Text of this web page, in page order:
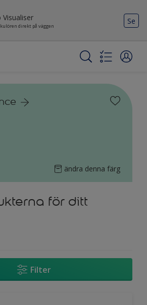
Visualiser
direkt på väggen
Se
ändra denna färg
för ditt
Filter